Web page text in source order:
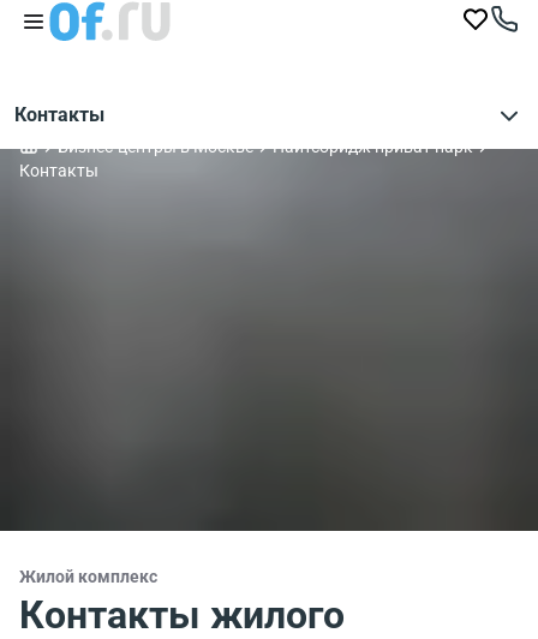
Контакты
Бизнес-центры в Москве
Найтсбридж приват парк
Контакты
Жилой комплекс
Контакты жилого